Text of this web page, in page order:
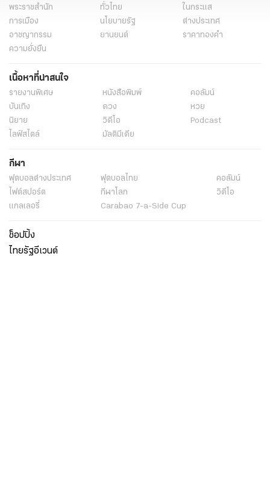
พระราชสำนัก ทั่วไทย
ในกระแส
การเมือง
นโยบายรัฐ
ต่างประเทศ
อาชญากรรม
ยานยนต์
ราคาทองคำ
ความยั่งยืน
เนื้อหาที่น่าสนใจ
รายงานพิเศษ หนังสือพิมพ์
คอลัมน์
บันเทิง
ดวง
หวย
นิยาย
วิดีโอ
Podcast
ไลฟ์สไตล์
มัลติมีเดีย
กีฬา
ฟุตบอลต่่างประเทศ ฟุตบอลไทย
คอลัมน์
ไฟต์สปอร์ต
กีฬาโลก
วิดีโอ
แกลเลอรี่
Carabao 7-a-Side Cup
ช็อปปิ้ง
ไทยรัฐอีเวนต์